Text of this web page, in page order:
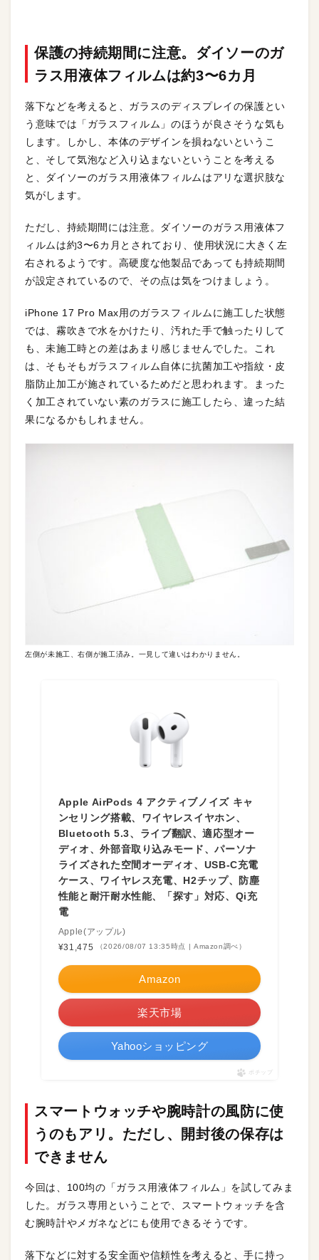
保護の持続期間に注意。ダイソーのガ
ラス用液体フィルムは約3〜6カ月
落下などを考えると、ガラスのディスプレイの保護とい
う意味では「ガラスフィルム」のほうが良さそうな気も
します。しかし、本体のデザインを損ねないというこ
と、そして気泡など入り込まないということを考える
と、ダイソーのガラス用液体フィルムはアリな選択肢な
気がします。
ただし、持続期間には注意。ダイソーのガラス用液体フ
ィルムは約3〜6カ月とされており、使用状況に大きく左
右されるようです。高硬度な他製品であっても持続期間
が設定されているので、その点は気をつけましょう。
iPhone 17 Pro Max用のガラスフィルムに施工した状態
では、霧吹きで水をかけたり、汚れた手で触ったりして
も、未施工時との差はあまり感じませんでした。これ
は、そもそもガラスフィルム自体に抗菌加工や指紋・皮
脂防止加工が施されているためだと思われます。まった
く加工されていない素のガラスに施工したら、違った結
果になるかもしれません。
左側が未施工、右側が施工済み。一見して違いはわかりません。
Apple AirPods 4 アクティブノイズ キャ
ンセリング搭載、ワイヤレスイヤホン、
Bluetooth 5.3、ライブ翻訳、適応型オー
ディオ、外部音取り込みモード、パーソナ
ライズされた空間オーディオ、USB-C充電
ケース、ワイヤレス充電、H2チップ、防塵
性能と耐汗耐水性能、「探す」対応、Qi充
電
Apple(アップル)
¥31,475
（2026/08/07 13:35時点 | Amazon調べ）
Amazon
楽天市場
Yahooショッピング
ポチップ
スマートウォッチや腕時計の風防に使
うのもアリ。ただし、開封後の保存は
できません
今回は、100均の「ガラス用液体フィルム」を試してみま
した。ガラス専用ということで、スマートウォッチを含
む腕時計やメガネなどにも使用できるそうです。
落下などに対する安全面や信頼性を考えると、手に持っ